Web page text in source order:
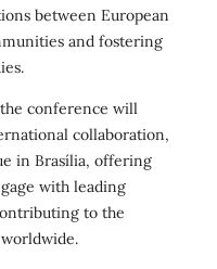
between European
and fostering
conference will
collaboration,
in Brasília, offering
with leading
to the